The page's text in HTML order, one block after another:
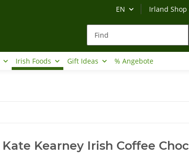
EN Irland
Irish Foods Gift Ideas % Angebote
Kate Kearney Irish Coffee